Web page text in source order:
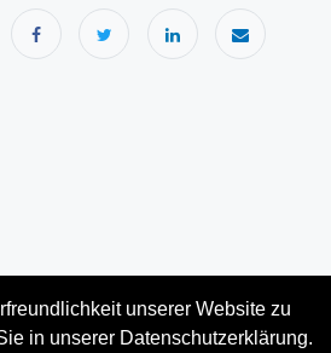
unserer Website zu
in unserer Datenschutzerklärung.